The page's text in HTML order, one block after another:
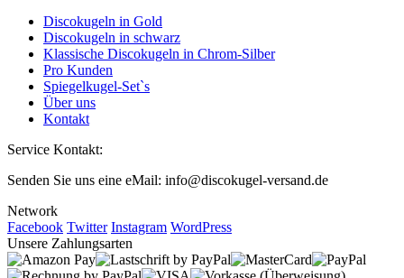
Discokugeln in Gold
Discokugeln in schwarz
Klassische Discokugeln in Chrom-Silber
Pro Kunden
Spiegelkugel-Set`s
Über uns
Kontakt
Service Kontakt:
Senden Sie uns eine eMail: info@discokugel-versand.de
Network
Facebook Twitter Instagram WordPress
Unsere Zahlungsarten